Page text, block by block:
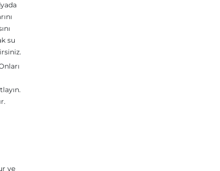
su
ve